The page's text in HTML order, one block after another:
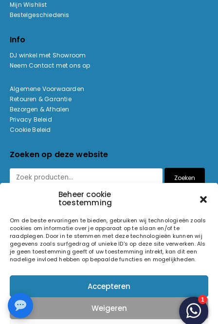
Beheer cookie
toestemming
Om de beste ervaringen te bieden, gebruiken wij technologieën zoals
cookies om informatie over je apparaat op te slaan en/of te
raadplegen. Door in te stemmen met deze technologieën kunnen wij
gegevens zoals surfgedrag of unieke ID's op deze site verwerken. Als
je geen toestemming geeft of uw toestemming intrekt, kan dit een
nadelige invloed hebben op bepaalde functies en mogelijkheden.
Accepteren
Weigeren
Mijn Wishlist
Bestelgeschiedenis
Info
DJ winkel met Showroom
Neem Contact met ons op
Algemene Voorwaarden
Retouren & Garantie
Bezorgen & Afhalen
Privacy Beleid
Cookie Beleid
Zoeken op deze website
Zoeken
© 2026 Light and Sound Factory. Alle rechten voorbehouden.
Volg ons op